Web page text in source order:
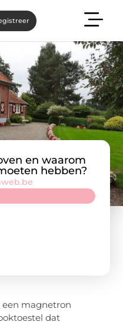
en waarom
hebben?
een magnetron
dat